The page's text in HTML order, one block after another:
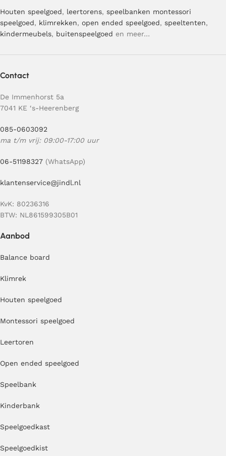
Houten speelgoed, leertorens, speelbanken montessori
speelgoed, klimrekken, open ended speelgoed, speeltenten,
kindermeubels, buitenspeelgoed en meer…
Contact
De Immenhorst 5a
7041 KE ‘s-Heerenberg
085-0603092
ma t/m vrij: 09:00-17:00 uur
06-51198327 (WhatsApp)
klantenservice@jindl.nl
KvK: 80236316
BTW: NL861599305B01
Aanbod
Balance board
Klimrek
Houten speelgoed
Montessori speelgoed
Leertoren
Open ended speelgoed
Speelbank
Kinderbank
Speelgoedkast
Speelgoedkist